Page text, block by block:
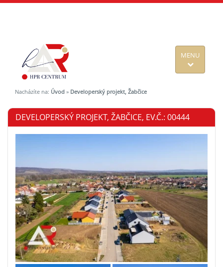
MENU
Nacházíte na: Úvod » Developerský projekt, Žabčice
DEVELOPERSKÝ PROJEKT, ŽABČICE, EV.Č.: 00444